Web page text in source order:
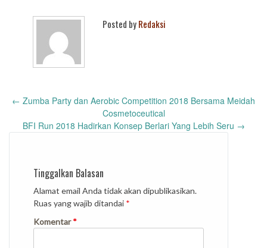
Posted byRedaksi
Post
← Zumba Party dan Aerobic Competition 2018 Bersama Meidah
Cosmetoceutical
BFI Run 2018 Hadirkan Konsep Berlari Yang Lebih Seru →
Tinggalkan Balasan
Alamat email Anda tidak akan dipublikasikan.
Ruas yang wajib ditandai *
Komentar*